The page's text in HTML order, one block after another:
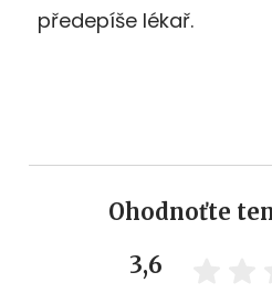
předepíše lékař.
Ohodnoťte
3,6